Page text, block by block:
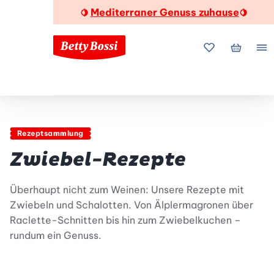
🍋 Mediterraner Genuss zuhause🍋
MeineMein
Rezeptsammlung
Zwiebel-Rezepte
Überhaupt nicht zum Weinen: Unsere Rezepte mit
Zwiebeln und Schalotten. Von Älplermagronen über
Raclette-Schnitten bis hin zum Zwiebelkuchen –
rundum ein Genuss.